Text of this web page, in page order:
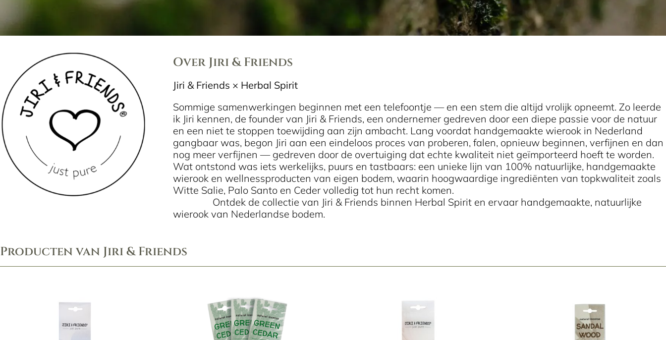
Over Jiri & Friends
Jiri & Friends × Herbal Spirit
Sommige samenwerkingen beginnen met een telefoontje — en een stem die altijd vrolijk opneemt. Zo leerde
ik Jiri kennen, de founder van Jiri & Friends, een ondernemer gedreven door een diepe passie voor de natuur
en een niet te stoppen toewijding aan zijn ambacht. Lang voordat handgemaakte wierook in Nederland
gangbaar was, begon Jiri aan een eindeloos proces van proberen, falen, opnieuw beginnen, verfijnen en dan
nog meer verfijnen — gedreven door de overtuiging dat echte kwaliteit niet geïmporteerd hoeft te worden.
Wat ontstond was iets werkelijks, puurs en tastbaars: een unieke lijn van 100% natuurlijke, handgemaakte
wierook en wellnessproducten van eigen bodem, waarin hoogwaardige ingrediënten van topkwaliteit zoals
Witte Salie, Palo Santo en Ceder volledig tot hun recht komen.
Ontdek de collectie van Jiri & Friends binnen Herbal Spirit en ervaar handgemaakte, natuurlijke
wierook van Nederlandse bodem.
Producten van Jiri & Friends